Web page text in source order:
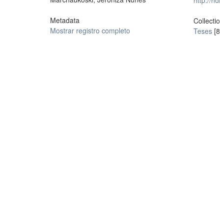
Metadata
Mostrar registro completo
Teses